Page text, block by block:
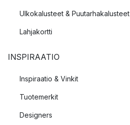
Ulkokalusteet & Puutarhakalusteet
Lahjakortti
INSPIRAATIO
Inspiraatio & Vinkit
Tuotemerkit
Designers